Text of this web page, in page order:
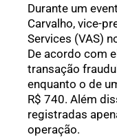
Durante um
Carvalho, vice-
Services (VAS)
De acordo com
transação
enquanto o de
R$ 740. Além
registradas
operação.